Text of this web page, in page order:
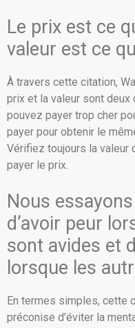
Le prix est ce
valeur est ce
À travers cette citation,
prix et la valeur sont
pouvez payer trop cher
payer pour obtenir le
Vérifiez toujours la valeur
payer le prix.
Nous
d’avoir peur
sont avides et
lorsque les
En termes simples, cette
préconise d’éviter la